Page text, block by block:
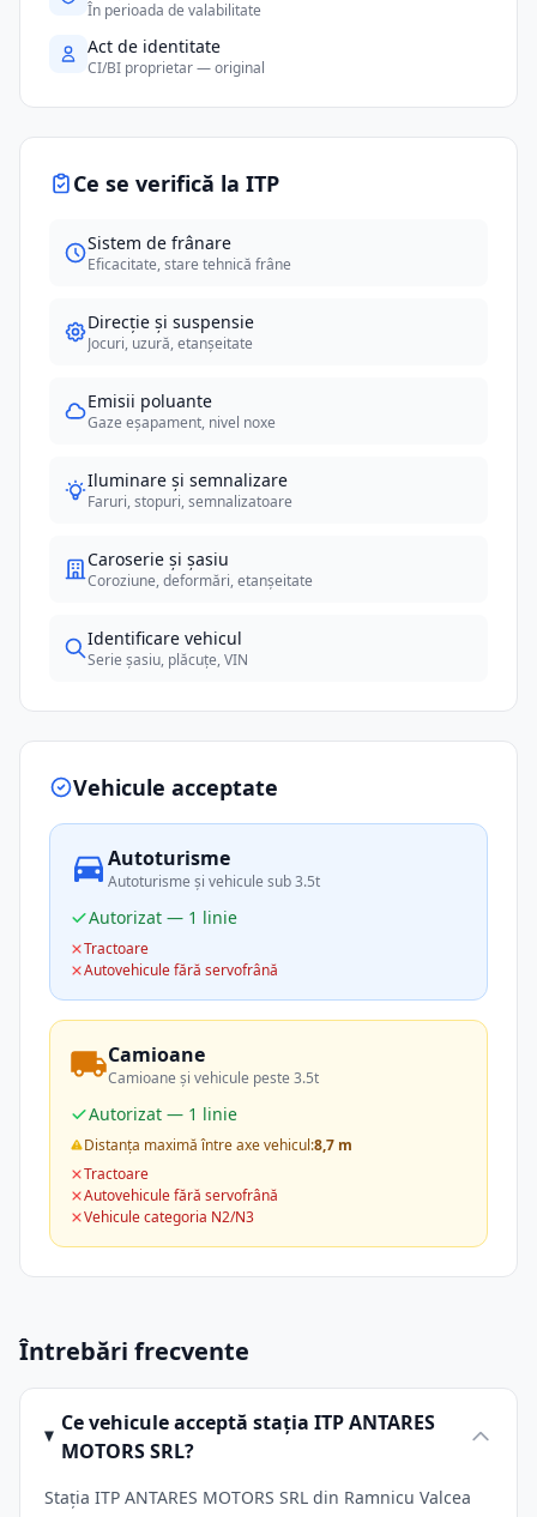
În perioada de valabilitate
Act de identitate
CI/BI proprietar — original
Ce se verifică la ITP
Sistem de frânare
Eficacitate, stare tehnică frâne
Direcție și suspensie
Jocuri, uzură, etanșeitate
Emisii poluante
Gaze eșapament, nivel noxe
Iluminare și semnalizare
Faruri, stopuri, semnalizatoare
Caroserie și șasiu
Coroziune, deformări, etanșeitate
Identificare vehicul
Serie șasiu, plăcuțe, VIN
Vehicule acceptate
Autoturisme
Autoturisme și vehicule sub 3.5t
Autorizat — 1 linie
Tractoare
Autovehicule fără servofrână
Camioane
Camioane și vehicule peste 3.5t
Autorizat — 1 linie
Distanța maximă între axe vehicul:8,7 m
Tractoare
Autovehicule fără servofrână
Vehicule categoria N2/N3
Întrebări frecvente
Ce vehicule acceptă stația ITP ANTARES
MOTORS SRL?
Stația ITP ANTARES MOTORS SRL din Ramnicu Valcea